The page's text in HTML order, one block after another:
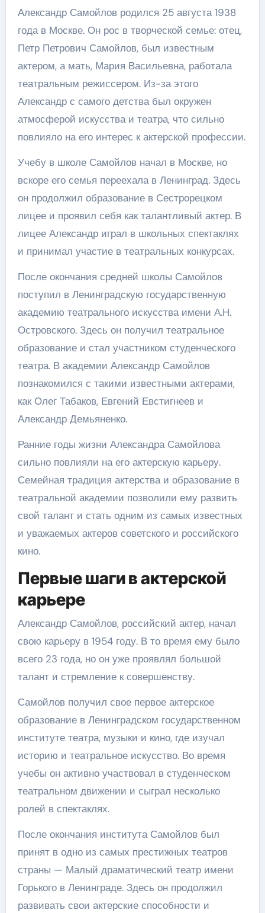
Александр Самойлов родился 25 августа 1938
года в Москве. Он рос в творческой семье: отец,
Петр Петрович Самойлов, был известным
актером, а мать, Мария Васильевна, работала
театральным режиссером. Из-за этого
Александр с самого детства был окружен
атмосферой искусства и театра, что сильно
повлияло на его интерес к актерской профессии.
Учебу в школе Самойлов начал в Москве, но
вскоре его семья переехала в Ленинград. Здесь
он продолжил образование в Сестрорецком
лицее и проявил себя как талантливый актер. В
лицее Александр играл в школьных спектаклях
и принимал участие в театральных конкурсах.
После окончания средней школы Самойлов
поступил в Ленинградскую государственную
академию театрального искусства имени А.Н.
Островского. Здесь он получил театральное
образование и стал участником студенческого
театра. В академии Александр Самойлов
познакомился с такими известными актерами,
как Олег Табаков, Евгений Евстигнеев и
Александр Демьяненко.
Ранние годы жизни Александра Самойлова
сильно повлияли на его актерскую карьеру.
Семейная традиция актерства и образование в
театральной академии позволили ему развить
свой талант и стать одним из самых известных
и уважаемых актеров советского и российского
кино.
Первые шаги в актерской
карьере
Александр Самойлов, российский актер, начал
свою карьеру в 1954 году. В то время ему было
всего 23 года, но он уже проявлял большой
талант и стремление к совершенству.
Самойлов получил свое первое актерское
образование в Ленинградском государственном
институте театра, музыки и кино, где изучал
историю и театральное искусство. Во время
учебы он активно участвовал в студенческом
театральном движении и сыграл несколько
ролей в спектаклях.
После окончания института Самойлов был
принят в одно из самых престижных театров
страны — Малый драматический театр имени
Горького в Ленинграде. Здесь он продолжил
развивать свои актерские способности и